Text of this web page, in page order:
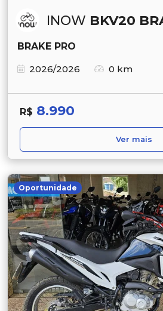
INOW BKV20
BRAKE PRO
2026/2026
0 km
R$ 8.990
Ver mais
Oportunidade